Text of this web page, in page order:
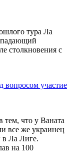
тура Ла
столкновения с
вопросом участие
что у Ваната
все же украинец
в Ла Лиге.
на 100